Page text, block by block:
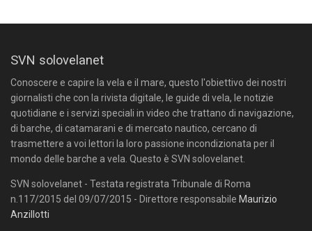
SVN solovelanet
Conoscere e capire la vela e il mare, questo l'obiettivo dei nostri
giornalisti che con la rivista digitale, le guide di vela, le notizie
quotidiane e i servizi speciali in video che trattano di navigazione,
di barche, di catamarani e di mercato nautico, cercano di
trasmettere a voi lettori la loro passione incondizionata per il
mondo delle barche a vela. Questo è SVN solovelanet.
SVN solovelanet - Testata registrata Tribunale di Roma
n.117/2015 del 09/07/2015 - Direttore responsabile Maurizio
Anzillotti